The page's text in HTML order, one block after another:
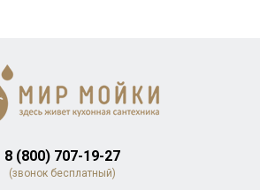
8 (800) 707-19-27
(звонок бесплатный)